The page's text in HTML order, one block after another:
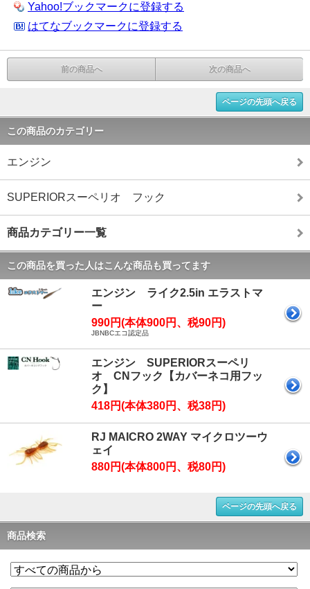
Yahoo!ブックマークに登録する
はてなブックマークに登録する
前の商品へ 次の商品へ
ページの先頭へ戻る
この商品のカテゴリー
エンジン
SUPERIORスーペリオ フック
商品カテゴリー一覧
この商品を買った人はこんな商品も買ってます
エンジン ライク2.5in エラストマ
ー
990円(本体900円、税90円)
JBNBCエコ認定品
エンジン SUPERIORスーペリ
オ CNフック【カバーネコ用フッ
ク】
418円(本体380円、税38円)
RJ MAICRO 2WAY マイクロツーウ
ェイ
880円(本体800円、税80円)
ページの先頭へ戻る
商品検索